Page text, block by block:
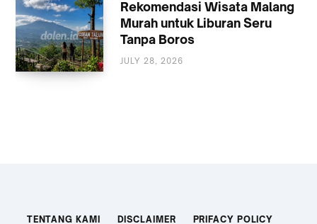
Rekomendasi Wisata Malang
Murah untuk Liburan Seru
Tanpa Boros
JULY 28, 2026
TENTANG KAMI DISCLAIMER PRIFACY POLICY